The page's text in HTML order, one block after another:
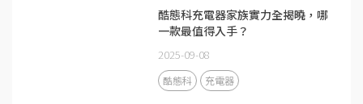
酷態科充電器家族實力全揭曉，哪
一款最值得入手？
2025-09-08
酷態科 充電器